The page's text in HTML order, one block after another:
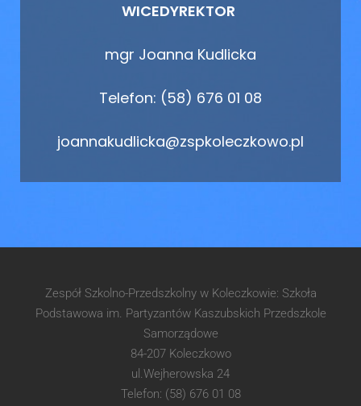
WICEDYREKTOR
mgr Joanna Kudlicka
Telefon: (58) 676 01 08
joannakudlicka@zspkoleczkowo.pl
Zespół Szkolno-Przedszkolny w Koleczkowie: Szkoła
Podstawowa im. Partyzantów Kaszubskich Przedszkole
Samorządowe
84-207 Koleczkowo
ul.Wejherowska 24
Telefon: (58) 676 01 08